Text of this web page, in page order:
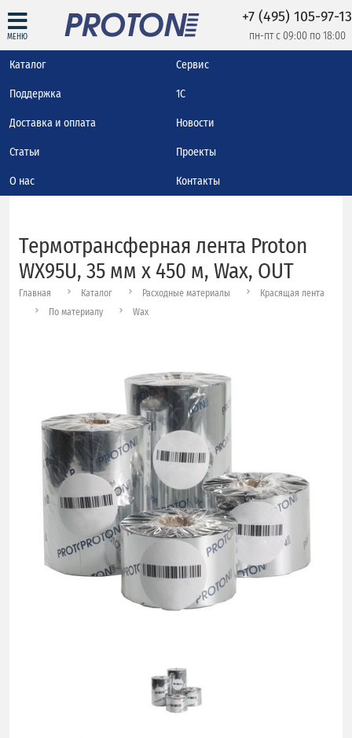
МЕНЮ
+7 (495) 105-97-13
пн-пт с 09:00 по 18:00
Каталог Сервис
Поддержка 1С
Доставка и оплата Новости
Статьи Проекты
О нас Контакты
Термотрансферная лента Proton
WX95U, 35 мм х 450 м, Wax, OUT
Главная Каталог Расходные материалы
Красящая лента
По материалу
Wax